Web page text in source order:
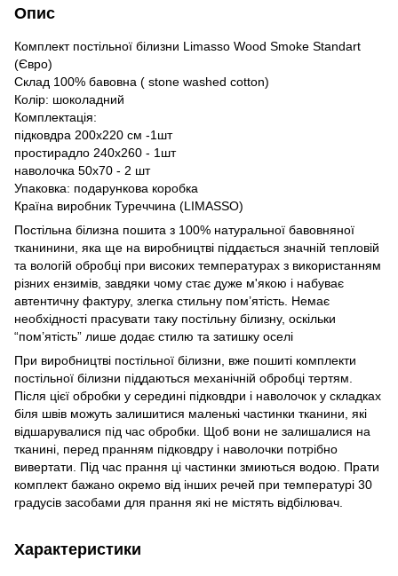
Опис
Комплект постільної білизни Limasso Wood Smoke Standart
(Євро)
Склад 100% бавовна ( stone washed cotton)
Колір: шоколадний
Комплектація:
підковдра 200х220 см -1шт
простирадло 240х260 - 1шт
наволочка 50х70 - 2 шт
Упаковка: подарункова коробка
Країна виробник Туреччина (LIMASSO)
Постільна білизна пошита з 100% натуральної бавовняної
тканинини, яка ще на виробництві піддається значній тепловій
та вологій обробці при високих температурах з використанням
різних ензимів, завдяки чому стає дуже м'якою і набуває
автентичну фактуру, злегка стильну пом’ятість. Немає
необхідності прасувати таку постільну білизну, оскільки
“пом’ятість” лише додає стилю та затишку оселі
При виробництві постільної білизни, вже пошиті комплекти
постільної білизни піддаються механічній обробці тертям.
Після цієї обробки у середині підковдри і наволочок у складках
біля швів можуть залишитися маленькі частинки тканини, які
відшарувалися під час обробки. Щоб вони не залишалися на
тканині, перед пранням підковдру і наволочки потрібно
вивертати. Під час прання ці частинки змиються водою. Прати
комплект бажано окремо від інших речей при температурі 30
градусів засобами для прання які не містять відбілювач.
Характеристики